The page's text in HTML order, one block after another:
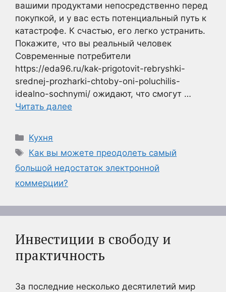
вашими продуктами непосредственно перед
покупкой, и у вас есть потенциальный путь к
катастрофе. К счастью, его легко устранить.
Покажите, что вы реальный человек
Современные потребители
https://eda96.ru/kak-prigotovit-rebryshki-
srednej-prozharki-chtoby-oni-poluchilis-
idealno-sochnymi/ ожидают, что смогут …
Читать далее
Рубрики
Кухня
Метки
Как вы можете преодолеть самый
большой недостаток электронной
коммерции?
Инвестиции в свободу и
практичность
За последние несколько десятилетий мир